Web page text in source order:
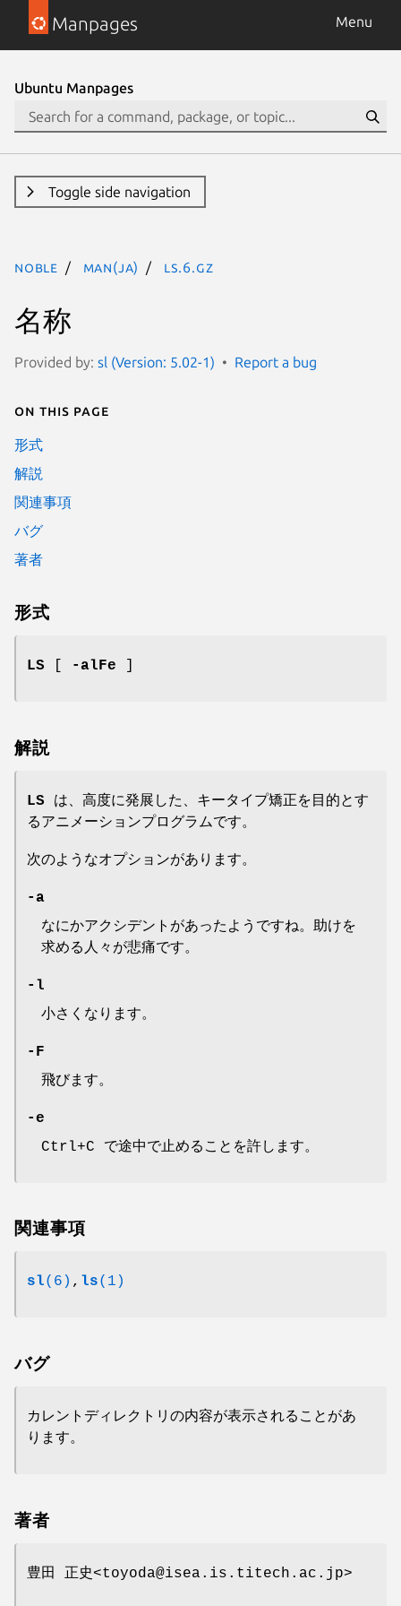
Manpages Menu
Ubuntu Manpages
Toggle side navigation
noble man(ja) LS.6.gz
名称
Provided by: sl (Version: 5.02-1) Report a bug
On this page
形式
解説
関連事項
バグ
著者
形式
LS -alFe
解説
LS は、高度に発展した、キータイプ矯正を目的とす
るアニメーションプログラムです。
次のようなオプションがあります。
-a
なにかアクシデントがあったようですね。助けを
求める人々が悲痛です。
-l
小さくなります。
-F
飛びます。
-e
Ctrl+C で途中で止めることを許します。
関連事項
sl(6) , ls(1)
バグ
カレントディレクトリの内容が表示されることがあ
ります。
著者
豊田 正史<toyoda@isea.is.titech.ac.jp>